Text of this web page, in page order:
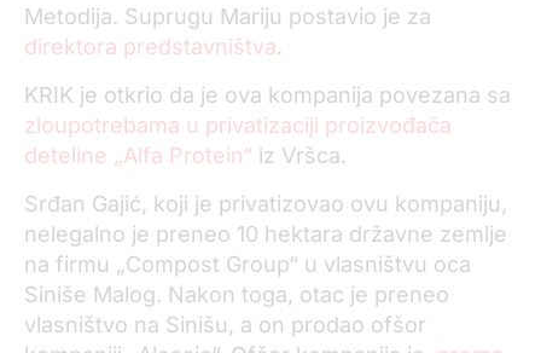
Metodija. Suprugu Mariju postavio je za
direktora predstavništva.
KRIK je otkrio da je ova kompanija povezana sa
zloupotrebama u privatizaciji proizvođača
deteline „Alfa Protein“ iz Vršca.
Srđan Gajić, koji je privatizovao ovu kompaniju,
nelegalno je preneo 10 hektara državne zemlje
na firmu „Compost Group“ u vlasništvu oca
Siniše Malog. Nakon toga, otac je preneo
vlasništvo na Sinišu, a on prodao ofšor